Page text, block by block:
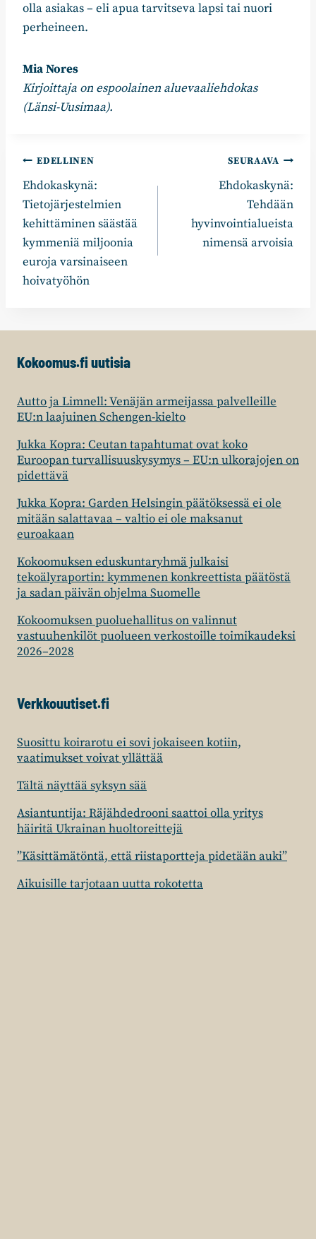
olla asiakas – eli apua tarvitseva lapsi tai nuori
perheineen.
Mia Nores
Kirjoittaja on espoolainen aluevaaliehdokas
(Länsi-Uusimaa).
Artikkelien
selaus
EDELLINEN
Ehdokaskynä:
Tietojärjestelmien
kehittäminen säästää
kymmeniä miljoonia
euroja varsinaiseen
hoivatyöhön
SEURAAVA
Ehdokaskynä:
Tehdään
hyvinvointialueista
nimensä arvoisia
Kokoomus.fi uutisia
Autto ja Limnell: Venäjän armeijassa palvelleille
EU:n laajuinen Schengen-kielto
Jukka Kopra: Ceutan tapahtumat ovat koko
Euroopan turvallisuuskysymys – EU:n ulkorajojen on
pidettävä
Jukka Kopra: Garden Helsingin päätöksessä ei ole
mitään salattavaa – valtio ei ole maksanut
euroakaan
Kokoomuksen eduskuntaryhmä julkaisi
tekoälyraportin: kymmenen konkreettista päätöstä
ja sadan päivän ohjelma Suomelle
Kokoomuksen puoluehallitus on valinnut
vastuuhenkilöt puolueen verkostoille toimikaudeksi
2026–2028
Verkkouutiset.fi
Suosittu koirarotu ei sovi jokaiseen kotiin,
vaatimukset voivat yllättää
Tältä näyttää syksyn sää
Asiantuntija: Räjähdedrooni saattoi olla yritys
häiritä Ukrainan huoltoreittejä
”Käsittämätöntä, että riistaportteja pidetään auki”
Aikuisille tarjotaan uutta rokotetta